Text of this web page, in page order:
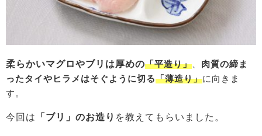
柔らかいマグロやブリは厚めの「平造り」、 肉質の締ま
ったタイやヒラメはそぐように切る「薄造り」に向きま
す。
今回は 「ブリ」のお造り を教えてもらいました。